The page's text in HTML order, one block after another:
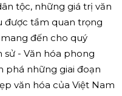
tộc, những giá trị văn
được tầm quan trọng
đến cho quý
sử - Văn hóa phong
phá những giai đoạn
văn hóa của Việt Nam